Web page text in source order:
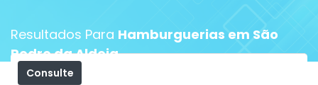
Resultados Para Hamburguerias em São
Pedro da Aldeia
Consulte